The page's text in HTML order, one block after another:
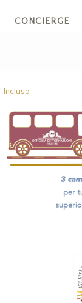
CONCIERGE
Incluso